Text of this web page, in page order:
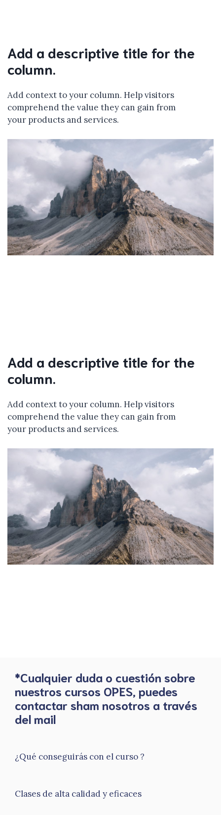
Add a descriptive title for the
column.
Add context to your column. Help visitors
comprehend the value they can gain from
your products and services.
Add a descriptive title for the
column.
Add context to your column. Help visitors
comprehend the value they can gain from
your products and services.
*Cualquier duda o cuestión sobre
nuestros cursos OPES, puedes
contactar sham nosotros a través
del mail
¿Qué conseguirás con el curso ?
Clases de alta calidad y eficaces